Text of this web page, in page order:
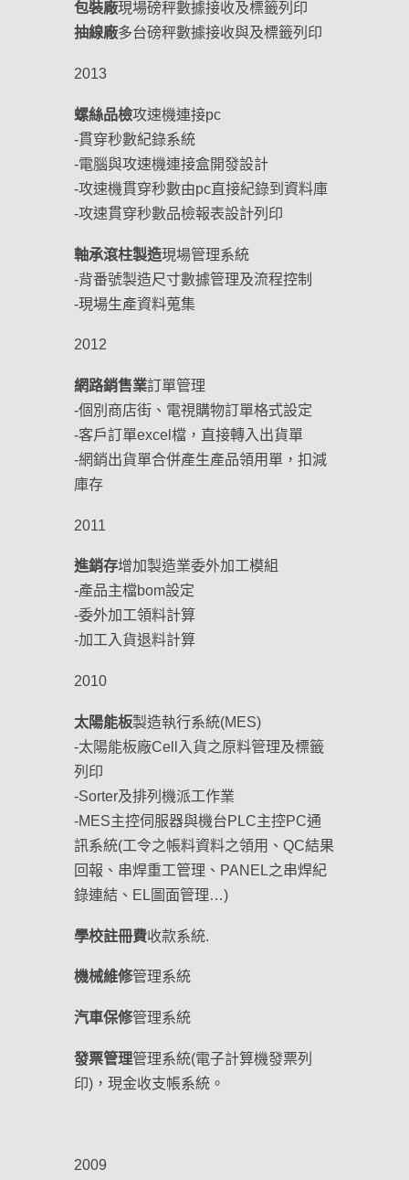
包裝廠現場磅秤數據接收及標籤列印
抽線廠多台磅秤數據接收與及標籤列印
2013
螺絲品檢攻速機連接pc
-貫穿秒數紀錄系統
-電腦與攻速機連接盒開發設計
-攻速機貫穿秒數由pc直接紀錄到資料庫
-攻速貫穿秒數品檢報表設計列印
軸承滾柱製造現場管理系統
-背番號製造尺寸數據管理及流程控制
-現場生產資料蒐集
2012
網路銷售業訂單管理
-個別商店街、電視購物訂單格式設定
-客戶訂單excel檔，直接轉入出貨單
-網銷出貨單合併產生產品領用單，扣減
庫存
2011
進銷存增加製造業委外加工模組
-產品主檔bom設定
-委外加工領料計算
-加工入貨退料計算
2010
太陽能板製造執行系統(MES)
-太陽能板廠Cell入貨之原料管理及標籤
列印
-Sorter及排列機派工作業
-MES主控伺服器與機台PLC主控PC通
訊系統(工令之帳料資料之領用、QC結果
回報、串焊重工管理、PANEL之串焊紀
錄連結、EL圖面管理…)
學校註冊費收款系統.
機械維修管理系統
汽車保修管理系統
發票管理管理系統(電子計算機發票列
印)，現金收支帳系統。
2009